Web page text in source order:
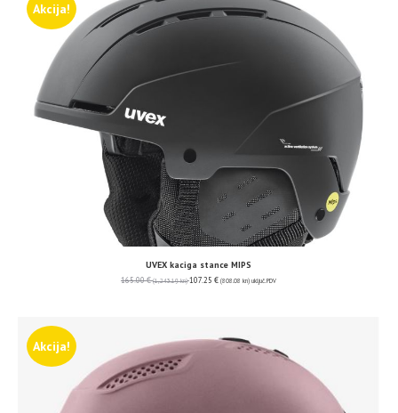
Akcija!
UVEX kaciga stance MIPS
165.00€ (1,243.19 kn) 107.25 € (808.08 kn) uključ. PDV
Akcija!